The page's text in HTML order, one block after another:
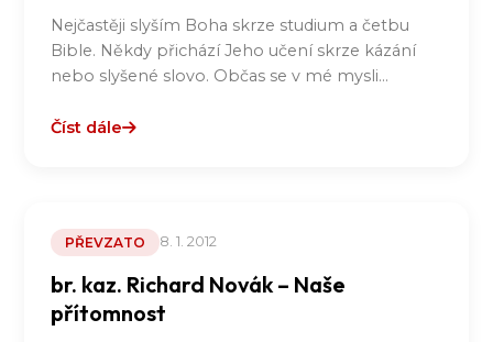
Nejčastěji slyším Boha skrze studium a četbu
Bible. Někdy přichází Jeho učení skrze kázání
nebo slyšené slovo. Občas se v mé mysli…
Číst dále
PŘEVZATO 8. 1. 2012
br. kaz. Richard Novák – Naše
přítomnost